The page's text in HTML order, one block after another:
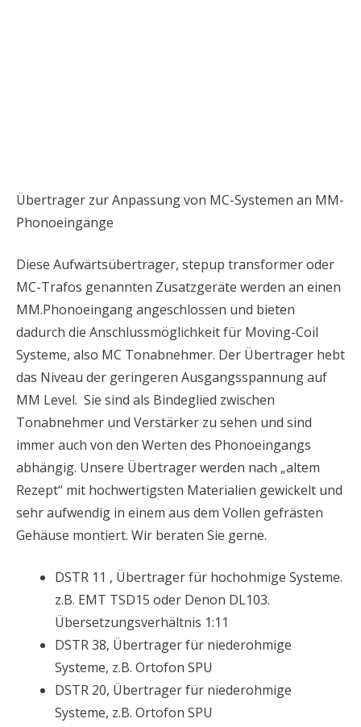
Übertrager zur Anpassung von MC-Systemen an MM-
Phonoeingänge
Diese Aufwärtsübertrager, stepup transformer oder
MC-Trafos genannten Zusatzgeräte werden an einen
MM.Phonoeingang angeschlossen und bieten
dadurch die Anschlussmöglichkeit für Moving-Coil
Systeme, also MC Tonabnehmer. Der Übertrager hebt
das Niveau der geringeren Ausgangsspannung auf
MM Level. Sie sind als Bindeglied zwischen
Tonabnehmer und Verstärker zu sehen und sind
immer auch von den Werten des Phonoeingangs
abhängig. Unsere Übertrager werden nach „altem
Rezept“ mit hochwertigsten Materialien gewickelt und
sehr aufwendig in einem aus dem Vollen gefrästen
Gehäuse montiert. Wir beraten Sie gerne.
DSTR 11 , Übertrager für hochohmige Systeme.
z.B. EMT TSD15 oder Denon DL103.
Übersetzungsverhältnis 1:11
DSTR 38, Übertrager für niederohmige
Systeme, z.B. Ortofon SPU
DSTR 20, Übertrager für niederohmige
Systeme, z.B. Ortofon SPU